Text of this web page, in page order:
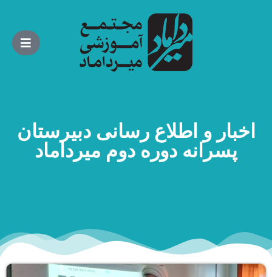
اخبار و اطلاع رسانی دبیرستان
پسرانه دوره دوم میرداماد